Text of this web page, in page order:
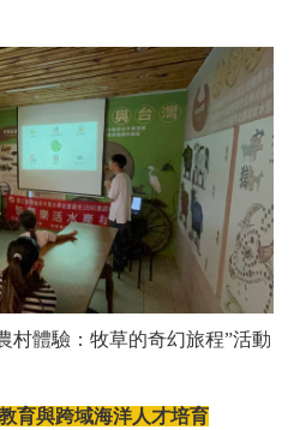
村體驗：牧草的奇幻旅程”活動
育與跨域海洋人才培育